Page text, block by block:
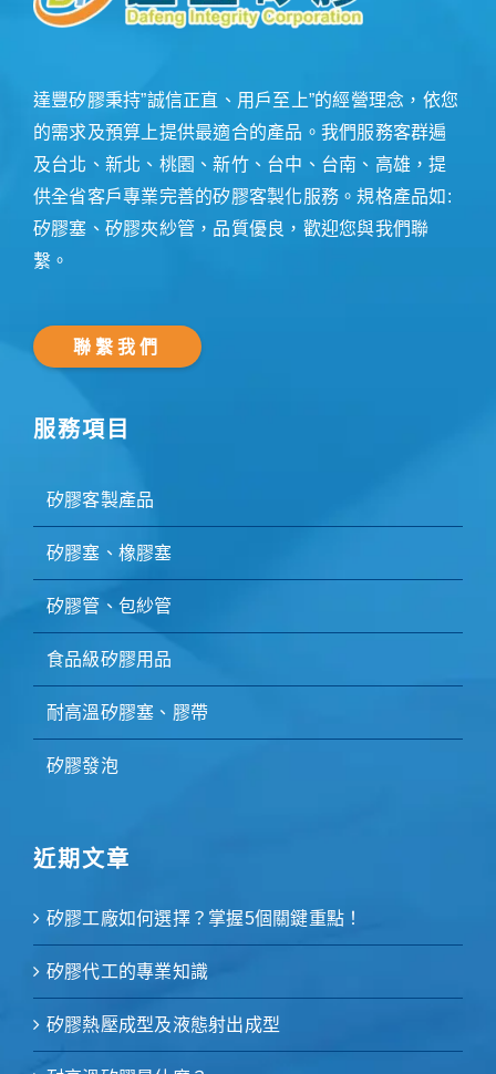
達豐矽膠秉持”誠信正直、用戶至上”的經營理念，依您
的需求及預算上提供最適合的產品。我們服務客群遍
及台北、新北、桃園、新竹、台中、台南、高雄，提
供全省客戶專業完善的矽膠客製化服務。規格產品如:
矽膠塞、矽膠夾紗管，品質優良，歡迎您與我們聯
繫。
聯繫我們
服務項目
矽膠客製產品
矽膠塞、橡膠塞
矽膠管、包紗管
食品級矽膠用品
耐高溫矽膠塞、膠帶
矽膠發泡
近期文章
矽膠工廠如何選擇？掌握5個關鍵重點！
矽膠代工的專業知識
矽膠熱壓成型及液態射出成型